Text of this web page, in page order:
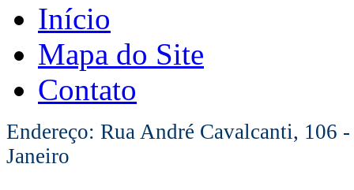
Início
Mapa do Site
Contato
Endereço: Rua André Cavalcanti, 106
Janeiro